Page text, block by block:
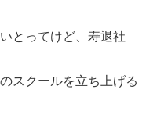
とってけど、寿退社
スクールを立ち上げる